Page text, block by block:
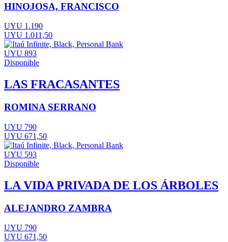
HINOJOSA, FRANCISCO
UYU 1.190
UYU 1.011,50
UYU 893
Disponible
LAS FRACASANTES
ROMINA SERRANO
UYU 790
UYU 671,50
UYU 593
Disponible
LA VIDA PRIVADA DE LOS ÁRBOLES
ALEJANDRO ZAMBRA
UYU 790
UYU 671,50